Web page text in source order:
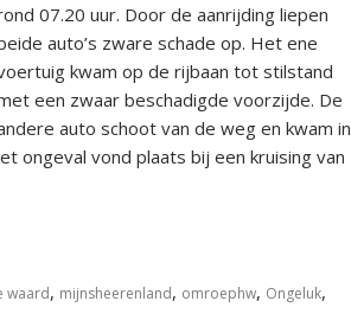
07.20 uur. Door de aanrijding liepen
auto’s zware schade op. Het ene
kwam op de rijbaan tot stilstand
een zwaar beschadigde voorzijde. De
auto schoot van de weg en kwam in
ongeval vond plaats bij een kruising van
waard, mijnsheerenland, omroephw, Ongeluk,